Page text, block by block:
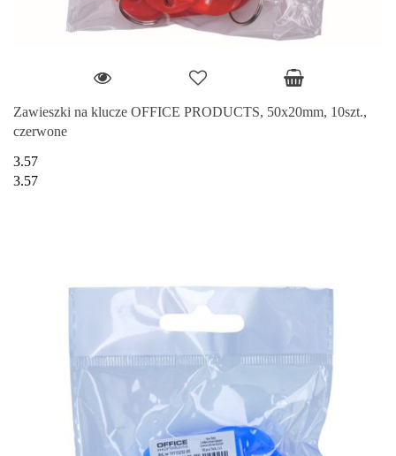
Zawieszki na klucze OFFICE PRODUCTS, 50x20mm, 10szt.,
czerwone
3.57
3.57